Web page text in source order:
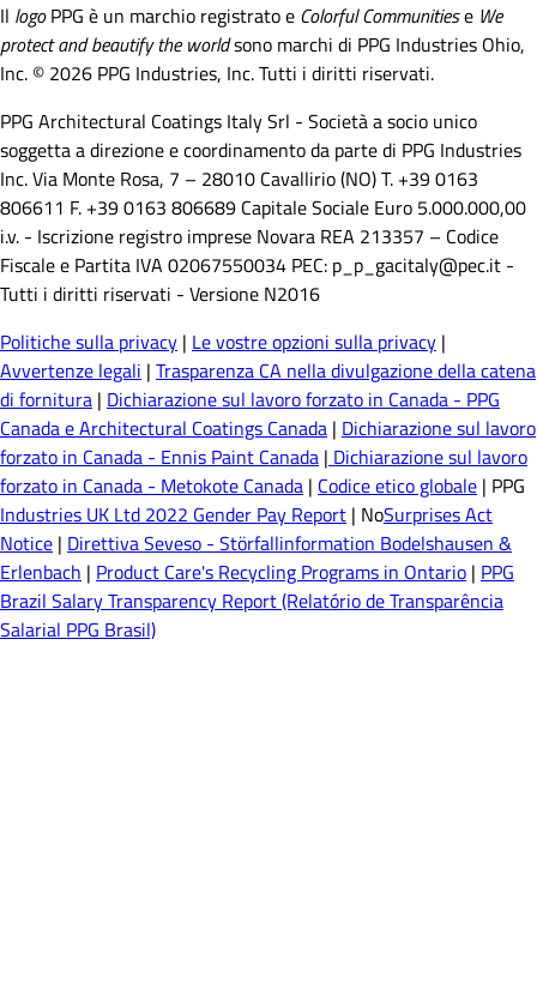
Il logoPPG è un marchio registrato e Colorful Communitiese We
protect and beautify the worldsono marchi di PPG Industries Ohio,
Inc. © 2026 PPG Industries, Inc. Tutti i diritti riservati.
PPG Architectural Coatings Italy Srl - Società a socio unico
soggetta a direzione e coordinamento da parte di PPG Industries
Inc. Via Monte Rosa, 7 – 28010 Cavallirio (NO) T. +39 0163
806611 F. +39 0163 806689 Capitale Sociale Euro 5.000.000,00
i.v. - Iscrizione registro imprese Novara REA 213357 – Codice
Fiscale e Partita IVA 02067550034 PEC: p_p_gacitaly@pec.it -
Tutti i diritti riservati - Versione N2016
Politiche sulla privacy | Le vostre opzioni sulla privacy |
Avvertenze legali | Trasparenza CA nella divulgazione della catena
di fornitura | Dichiarazione sul lavoro forzato in Canada - PPG
Canada e Architectural Coatings Canada | Dichiarazione sul lavoro
forzato in Canada - Ennis Paint Canada | Dichiarazione sul lavoro
forzato in Canada - Metokote Canada | Codice etico globale | PPG
Industries UK Ltd 2022 Gender Pay Report | NoSurprises Act
Notice | Direttiva Seveso - Störfallinformation Bodelshausen &
Erlenbach | Product Care's Recycling Programs in Ontario | PPG
Brazil Salary Transparency Report (Relatório de Transparência
Salarial PPG Brasil)